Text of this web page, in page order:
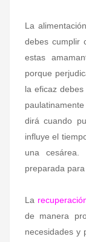
La
debes cumplir
estas
porque
la eficaz
dirá cuando
influye el
una cesárea.
preparada
La
de manera
necesidades y